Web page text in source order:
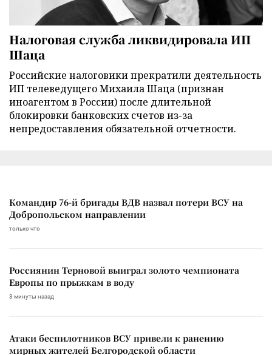
Налоговая служба ликвидировала ИП
Шаца
Российские налоговики прекратили деятельность
ИП телеведущего Михаила Шаца (признан
иноагентом в России) после длительной
блокировки банковских счетов из-за
непредоставления обязательной отчетности.
Командир 76-й бригады ВДВ назвал потери ВСУ на
Добропольском направлении
только что
Россиянин Терновой выиграл золото чемпионата
Европы по прыжкам в воду
3 минуты назад
Атаки беспилотников ВСУ привели к ранению
мирных жителей Белгородской области